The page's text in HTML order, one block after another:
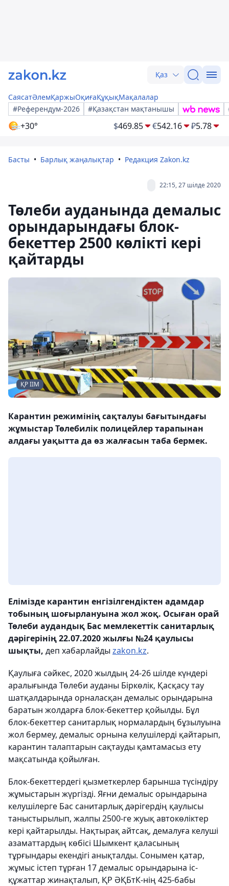
Қаз
СаясатӘлемҚаржыОқиғаҚұқықМақалалар
#Референдум-2026
#Қазақстан мақтанышы
+30° $469.85 €542.16 ₽5.78
Басты Барлық жаңалықтар Редакция Zakon.kz
22:15, 27 шілде 2020
Төлеби ауданында демалыс
орындарындағы блок-
бекеттер 2500 көлікті кері
қайтарды
ҚР ІІМ
Карантин режимінің сақталуы бағытындағы
жұмыстар Төлебилік полицейлер тарапынан
алдағы уақытта да өз жалғасын таба бермек.
Елімізде карантин енгізілгендіктен адамдар
тобының шоғырлануына жол жоқ. Осыған орай
Төлеби аудандық Бас мемлекеттік санитарлық
дәрігерінің 22.07.2020 жылғы №24 қаулысы
шықты, деп хабарлайды zakon.kz.
Қаулыға сәйкес, 2020 жылдың 24-26 шілде күндері
аралығында Төлеби ауданы Біркөлік, Қасқасу тау
шатқалдарында орналасқан демалыс орындарына
баратын жолдарға блок-бекеттер қойылды. Бұл
блок-бекеттер санитарлық нормалардың бұзылуына
жол бермеу, демалыс орнына келушілерді қайтарып,
карантин талаптарын сақтауды қамтамасыз ету
мақсатында қойылған.
Блок-бекеттердегі қызметкерлер барынша түсіндіру
жұмыстарын жүргізді. Яғни демалыс орындарына
келушілерге Бас санитарлық дәрігердің қаулысы
таныстырылып, жалпы 2500-ге жуық автокөліктер
кері қайтарылды. Нақтырақ айтсақ, демалуға келуші
азаматтардың көбісі Шымкент қаласының
тұрғындары екендігі анықталды. Сонымен қатар,
жұмыс істеп тұрған 17 демалыс орындарына іс-
құжаттар жинақталып, ҚР ӘҚБтК-нің 425-бабы